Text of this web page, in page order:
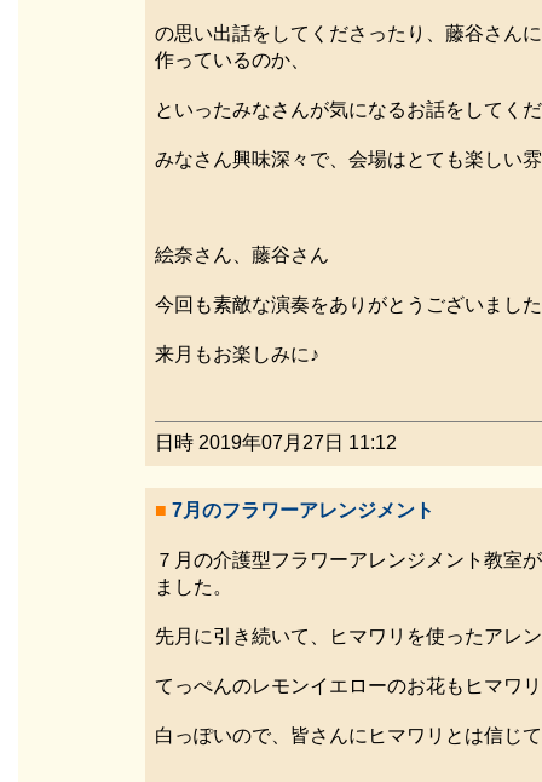
の思い出話をしてくださったり、藤谷さん
作っているのか、
といったみなさんが気になるお話をしてく
みなさん興味深々で、会場はとても楽しい
絵奈さん、藤谷さん
今回も素敵な演奏をありがとうございまし
来月もお楽しみに♪
日時 2019年07月27日 11:12
■ 7月のフラワーアレンジメント
７月の介護型フラワーアレンジメント教室
ました。
先月に引き続いて、ヒマワリを使ったアレ
てっぺんのレモンイエローのお花もヒマワ
白っぽいので、皆さんにヒマワリとは信じ